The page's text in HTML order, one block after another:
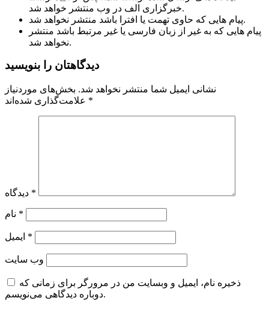
خبرگزاری الف در وب منتشر خواهد شد.
پیام هایی که حاوی تهمت یا افترا باشد منتشر نخواهد شد.
پیام هایی که به غیر از زبان فارسی یا غیر مرتبط باشد منتشر
نخواهد شد.
دیدگاهتان را بنویسید
نشانی ایمیل شما منتشر نخواهد شد. بخش‌های موردنیاز
*
*
*
*
وب‌ سایت
ذخیره نام، ایمیل و وبسایت من در مرورگر برای زمانی که
دوباره دیدگاهی می‌نویسم.